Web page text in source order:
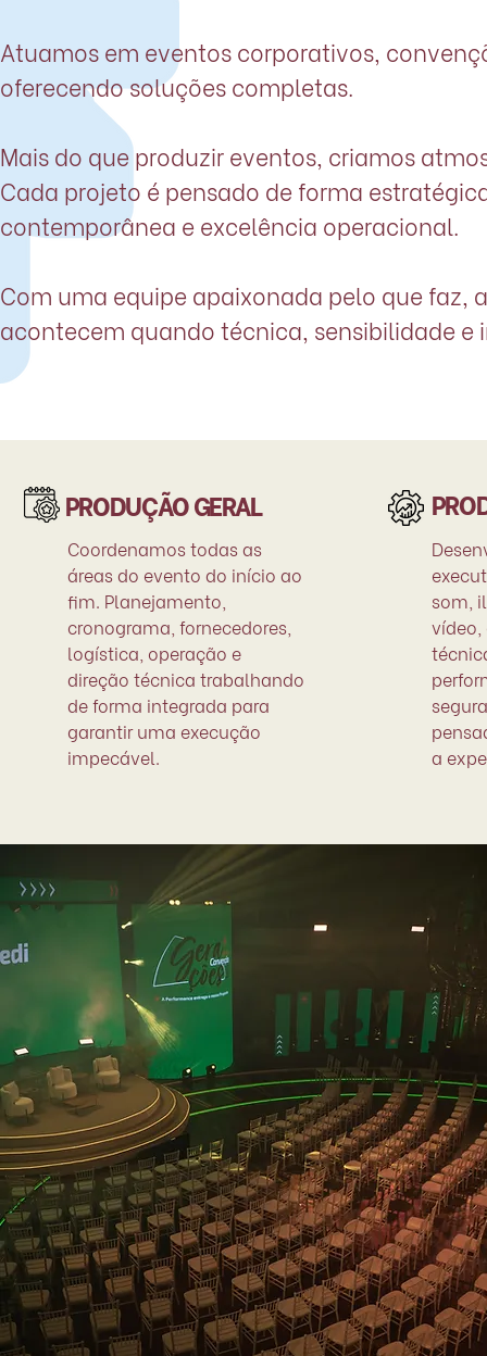
Atuamos em eventos corporativos,
oferecendo soluções completas.
Mais do que produzir eventos, criamos
Cada projeto é pensado de forma
contemporânea e excelência operacional.
Com uma equipe apaixonada pelo que faz,
acontecem quando técnica, sensibilidade
PRODUÇÃO GERAL
Coordenamos todas as
áreas do evento do início ao
fim. Planejamento,
cronograma, fornecedores,
logística, operação e
direção técnica trabalhando
de forma integrada para
garantir uma execução
impecável.
som,
vídeo,
a